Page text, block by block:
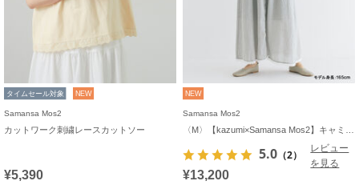
タイムセール対象 NEW
Samansa Mos2
カットワーク刺繍レースカットソー
¥5,390
NEW
Samansa Mos2
5.0 （2）
レビュー
を見る
¥13,200